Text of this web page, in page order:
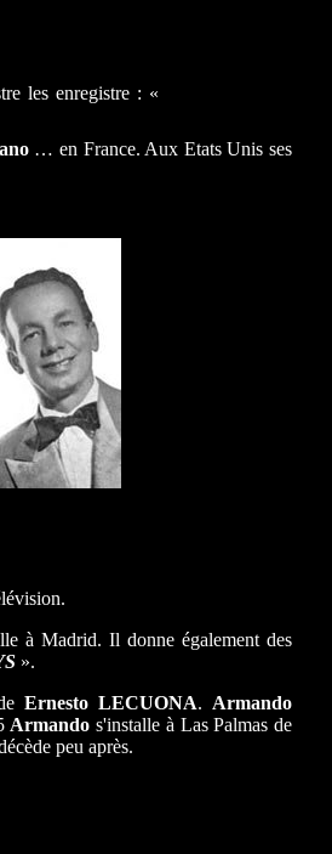
les enregistre : «
… en France. Aux Etats Unis ses
à Madrid. Il donne également des
».
Ernesto LECUONA. Armando
Armando s'installe à Las Palmas de
peu après.